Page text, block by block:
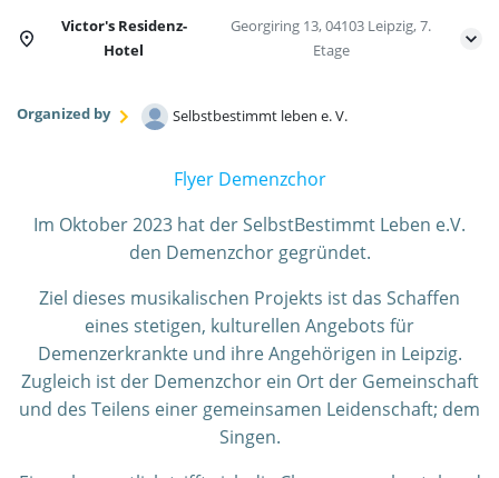
Victor's Residenz-
Hotel
Georgiring 13, 04103 Leipzig, 7.
Etage
Organized by Selbstbestimmt leben e. V.
Flyer Demenzchor
Im Oktober 2023 hat der SelbstBestimmt Leben e.V.
den Demenzchor gegründet.
Ziel dieses musikalischen Projekts ist das Schaffen
eines stetigen, kulturellen Angebots für
Demenzerkrankte und ihre Angehörigen in Leipzig.
Zugleich ist der Demenzchor ein Ort der Gemeinschaft
und des Teilens einer gemeinsamen Leidenschaft; dem
Singen.